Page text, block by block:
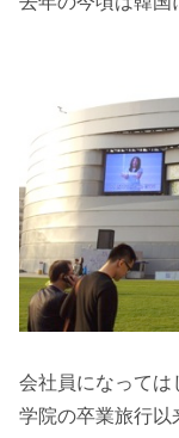
会社員になっては
学院の卒業旅行以